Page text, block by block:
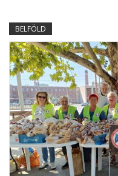
BELFÖLD